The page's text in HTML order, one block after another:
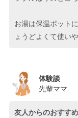
お湯は保温ポット
ょうどよくて使い
体験談
先輩ママ
友人からのおすす